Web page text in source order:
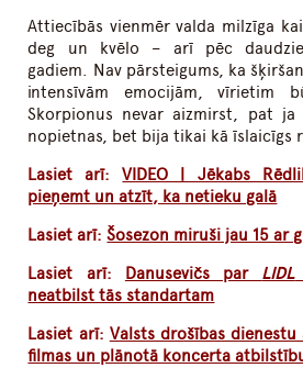
Attiecībās vienmēr valda milzīga
deg un kvēlo – arī pēc
gadiem. Nav pārsteigums, ka
intensīvām emocijām, vīrietim
Skorpionus nevar aizmirst, pat ja
nopietnas, bet bija tikai kā īslaicīgs
Lasiet arī:VIDEO | Jēkabs
pieņemt un atzīt, ka netieku galā
Lasiet arī:Šosezon miruši jau 15 ar
Lasiet arī:
Danusevičs par LIDL
neatbilst tās standartam
Lasiet arī: Valsts drošības
filmas un plānotā koncerta